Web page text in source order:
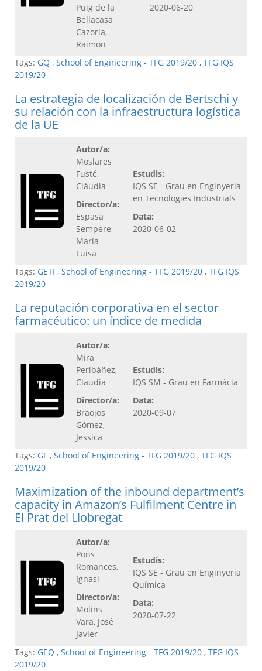
Puig de la
Bellacasa
Cazorla,
Raimon
2020-06-20
Tags: GQ , School of Engineering - TFG 2019/20 , TFG IQS
2019/20
La estrategia de localización de Bertschi y
su relación con la infraestructura logística
de la UE
Autor/a:
Moslares
Fusté,
Clàudia
Director/a:
Espasa
Sempere,
María
Luisa
Estudis:
IQS SE - Grau en Enginyeria
en Tecnologies Industrials
Data:
2020-06-02
Tags: GETI , School of Engineering - TFG 2019/20 , TFG IQS
2019/20
La reputación corporativa en el sector
farmacéutico: un índice de medida
Autor/a:
Mira
Peribáñez,
Claudia
Director/a:
Braojos
Gómez,
Jessica
Estudis:
IQS SM - Grau en Farmàcia
Data:
2020-09-07
Tags: GF , School of Engineering - TFG 2019/20 , TFG IQS
2019/20
Maximization of the inbound department’s
capacity in Amazon’s Fulfilment Centre in
El Prat del Llobregat
Autor/a:
Pons
Romances,
Ignasi
Director/a:
Molins
Vara, José
Javier
Estudis:
IQS SE - Grau en Enginyeria
Química
Data:
2020-07-22
Tags: GEQ , School of Engineering - TFG 2019/20 , TFG IQS
2019/20